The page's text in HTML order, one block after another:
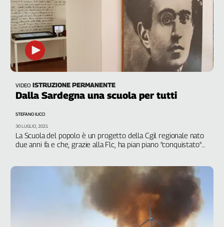
VIDEO ISTRUZIONE PERMANENTE
Dalla Sardegna una scuola per tutti
La Scuola del popolo è un progetto della Cgil regionale nato
due anni fa e che, grazie alla Flc, ha pian piano "conquistato"
cose nuove o riprendere i fili interrotti della propria
educazione. Neanche la pandemia li ha fermati: grazie alla
rete sono state sperimentate nuove modalità di interazione
educativa non in presenza
STEFANO IUCCI
30 LUGLIO, 2021